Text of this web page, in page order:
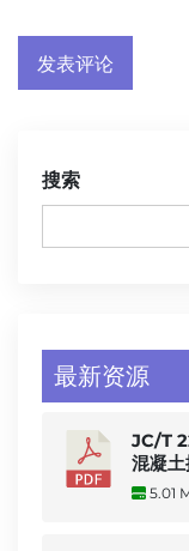
搜索
最新资源
JC/T
混凝
5.01